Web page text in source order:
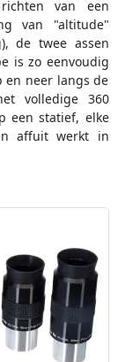
van een
van "altitude"
de twee assen
is zo eenvoudig
en neer langs de
volledige 360
een statief, elke
affuit werkt in